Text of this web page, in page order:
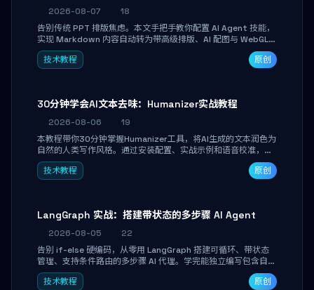
2026-08-07
18
告别传统 PPT 排版焦虑。本文手把手教你配置 AI Agent 技能，
实现 Markdown 内容自动转为带高级排版、AI 配图与 WebGL
运行时的 HTML 幻灯片。只需专注内容，10 分钟即可产出可投
屏的专业级演示文稿。
技术教程 原创
30分钟学会AI文本去味：Humanizer实战教程
2026-08-06
19
本教程带你30分钟掌握Humanizer工具，将AI生成的文本润色为
自然的人类写作风格。通过安装配置、实战示例和语音校准，让
你的内容告别AI痕迹，匹配个人写作习惯，适合内容创作者和技
术博主。
技术教程 原创
LangGraph 实战：搭建带状态的多步骤 AI Agent
2026-08-05
22
告别 if-else 硬编码，从零用 LangGraph 搭建可循环、带状态
管理、支持条件路由的多步骤 AI 代理。学完能独立编写包含自动
决策、工具调用和持久化状态的复杂工作流，并避开递归溢出、
状态丢失等常见坑点。
技术教程 原创